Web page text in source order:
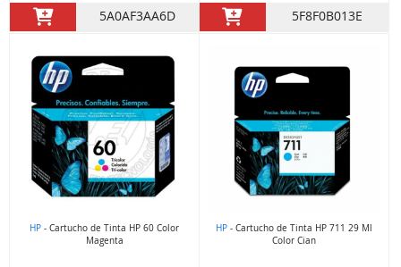
5A0AF3AA6D 5F8F0B013E
HP - Cartucho de Tinta HP 60 Color
Magenta
HP- Cartucho de Tinta HP 711 29 Ml
Color Cian